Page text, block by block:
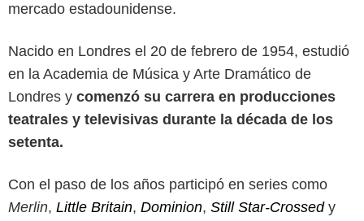
mercado estadounidense.
Nacido en Londres el 20 de febrero de 1954, estudió
en la Academia de Música y Arte Dramático de
Londres y comenzó su carrera en producciones
teatrales y televisivas durante la década de los
setenta.
Con el paso de los años participó en series como
Merlin, Little Britain, Dominion, Still Star-Crossed y